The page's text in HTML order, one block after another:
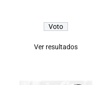
Ver resultados